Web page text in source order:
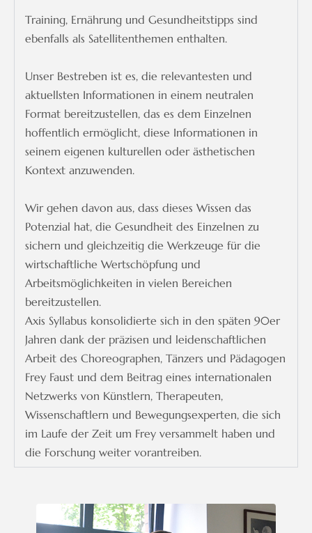
Training, Ernährung und Gesundheitstipps sind
ebenfalls als Satellitenthemen enthalten.
Unser Bestreben ist es, die relevantesten und
aktuellsten Informationen in einem neutralen
Format bereitzustellen, das es dem Einzelnen
hoffentlich ermöglicht, diese Informationen in
seinem eigenen kulturellen oder ästhetischen
Kontext anzuwenden.
Wir gehen davon aus, dass dieses Wissen das
Potenzial hat, die Gesundheit des Einzelnen zu
sichern und gleichzeitig die Werkzeuge für die
wirtschaftliche Wertschöpfung und
Arbeitsmöglichkeiten in vielen Bereichen
bereitzustellen.
Axis Syllabus konsolidierte sich in den späten 90er
Jahren dank der präzisen und leidenschaftlichen
Arbeit des Choreographen, Tänzers und Pädagogen
Frey Faust und dem Beitrag eines internationalen
Netzwerks von Künstlern, Therapeuten,
Wissenschaftlern und Bewegungsexperten, die sich
im Laufe der Zeit um Frey versammelt haben und
die Forschung weiter vorantreiben.